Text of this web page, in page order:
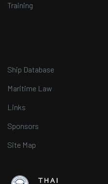
Training
Ship Database
Maritime Law
Links
Sponsors
Site Map